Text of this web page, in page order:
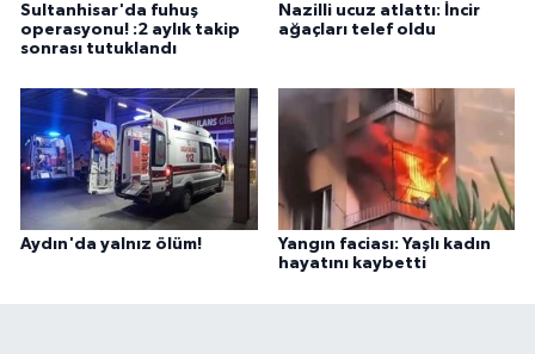
Sultanhisar'da fuhuş
operasyonu! :2 aylık takip
sonrası tutuklandı
Nazilli ucuz atlattı: İncir
ağaçları telef oldu
Aydın'da yalnız ölüm!
Yangın faciası: Yaşlı kadın
hayatını kaybetti